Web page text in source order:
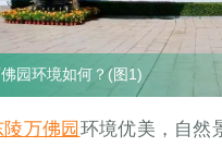
园环境如何？(图1)
万佛园 环境优美，自然